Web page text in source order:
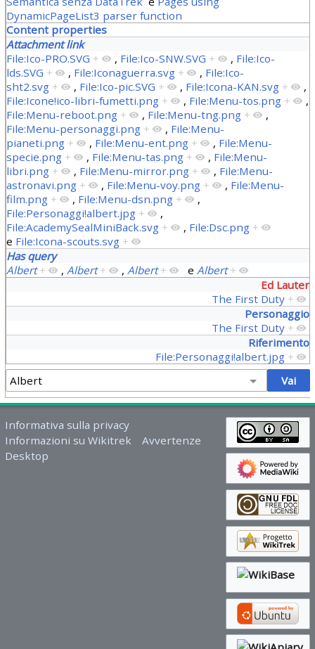
DynamicPageList3 parser function
Content properties
Attachment link
File:Ico-PRO.SVG + , File:Ico-SNW.SVG + , File:Ico-
lds.SVG + , File:Iconaguerra.svg + , File:Ico-
sht2.svg + , File:Ico-pic.SVG + , File:Icona-KAN.svg +
,
File:Icone!ico-libri-fumetti.png + , File:Menu-tos.png +
,
File:Menu-reboot.png + , File:Menu-tng.png +
,
File:Menu-personaggi.png + , File:Menu-
pianeti.png + , File:Menu-ent.png + , File:Menu-
specie.png + , File:Menu-tas.png + , File:Menu-
libri.png + , File:Menu-mirror.png + , File:Menu-
astronavi.png + , File:Menu-voy.png + , File:Menu-
film.png + , File:Menu-dsn.png +
,
File:Personaggi!albert.jpg +
,
File:AcademySealMiniBack.svg + , File:Dsc.png +
e File:Icona-scouts.svg +
Has query
Albert + , Albert + , Albert + e Albert +
Ed Lauter
The First Duty +
Personaggio
The First Duty +
Riferimento
File:Personaggi!albert.jpg +
Informativa sulla privacy
Informazioni su Wikitrek
Avvertenze
Desktop